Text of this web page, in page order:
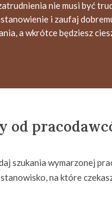
nie musi być
i zaufaj
a wkrótce będziesz
od
szukania wymarzonej
na które